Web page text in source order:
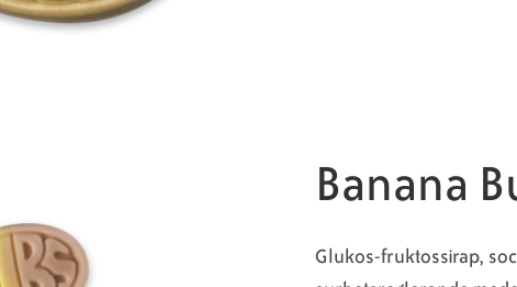
Banana
Glukos-fruktossirap,